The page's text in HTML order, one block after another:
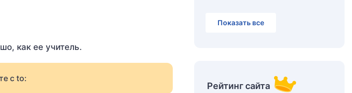
как ее учитель.
с to:
Показать все
Рейтинг сайта